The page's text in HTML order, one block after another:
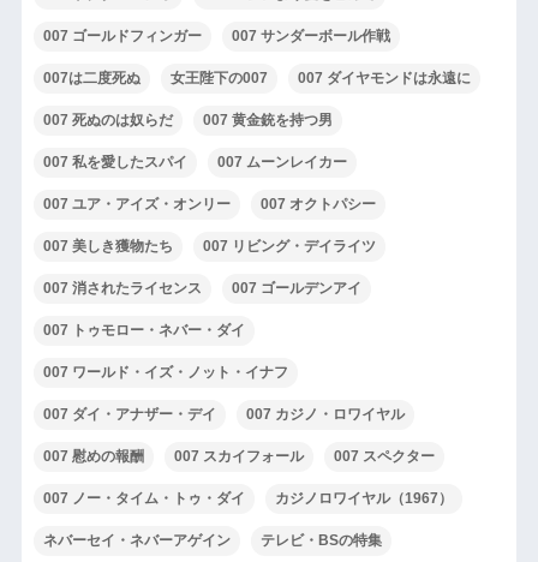
007 ゴールドフィンガー 007 サンダーボール作戦
007は二度死ぬ 女王陛下の007 007 ダイヤモンドは永遠に
007 死ぬのは奴らだ 007 黄金銃を持つ男
007 私を愛したスパイ 007 ムーンレイカー
007 ユア・アイズ・オンリー 007 オクトパシー
007 美しき獲物たち 007 リビング・デイライツ
007 消されたライセンス 007 ゴールデンアイ
007 トゥモロー・ネバー・ダイ
007 ワールド・イズ・ノット・イナフ
007 ダイ・アナザー・デイ 007 カジノ・ロワイヤル
007 慰めの報酬 007 スカイフォール 007 スペクター
007 ノー・タイム・トゥ・ダイ カジノロワイヤル（1967）
ネバーセイ・ネバーアゲイン テレビ・BSの特集